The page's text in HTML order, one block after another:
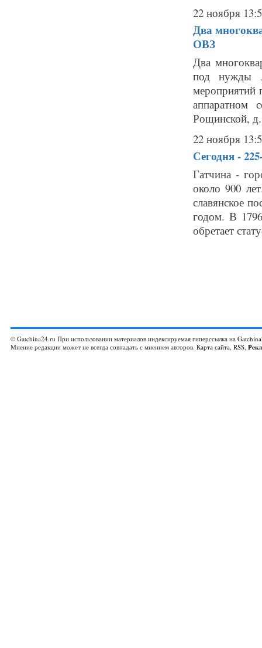
22 ноября
Два
ОВЗ
Два
под нужды
мероприятий
аппаратном
Рощинской,
22 ноября
Сегодня -
Гатчина -
около 900
славянское
годом. В
обретает
© Gatchina24.ru При использовании материалов индексируемая гиперссылка на
Мнение редакции может не всегда совпадать с мнением авторов. Карта сайта, RSS,